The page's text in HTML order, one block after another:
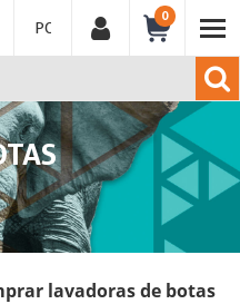
PORTUGUÊS
0
lavadoras de botas